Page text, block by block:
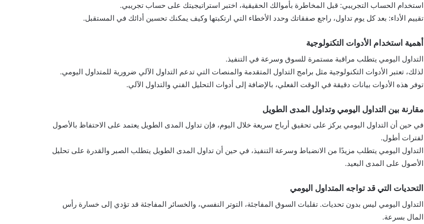
استخدام الحساب التجريبي: قبل المخاطرة بأموالك الحقيقية، اختبر استراتيجيتك على حساب تجريبي.
تقييم الأداء: بعد كل يوم تداول، راجع صفقاتك وحدد الأخطاء التي ارتكبتها وكيف يمكنك تحسين أدائك في المستقبل.
أهمية استخدام الأدوات التكنولوجية
التداول اليومي يتطلب مراقبة مستمرة للسوق وسرعة في التنفيذ.
لذلك، تعتبر الأدوات التكنولوجية مثل برامج التداول المتقدمة والمنصات التي تدعم التداول الآلي ضرورية للمتداول اليومي.
توفر هذه الأدوات بيانات دقيقة في الوقت الفعلي، بالإضافة إلى أدوات التحليل الفني والتداول الآلي.
مقارنة بين التداول اليومي وتداول المدى الطويل
في حين أن التداول اليومي يركز على تحقيق أرباح سريعة خلال اليوم، فإن تداول المدى الطويل يعتمد على الاحتفاظ بالأصول
لفترات أطول.
التداول اليومي يتطلب مزيدًا من الانضباط وسرعة التنفيذ، في حين أن تداول المدى الطويل يتطلب الصبر والقدرة على تحليل
الأصول على المدى البعيد.
التحديات التي قد تواجه المتداول اليومي
التداول اليومي ليس بدون تحديات. تقلبات السوق المفاجئة، التوتر النفسي، والخسائر المفاجئة قد تؤدي إلى خسارة رأس
المال بسرعة.